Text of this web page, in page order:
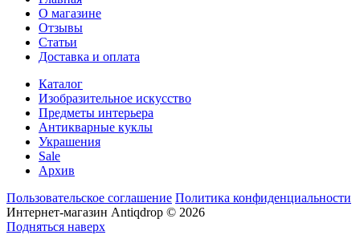
О магазине
Отзывы
Статьи
Доставка и оплата
Каталог
Изобразительное искусство
Предметы интерьера
Антикварные куклы
Украшения
Sale
Архив
Пользовательское соглашение Политика конфиденциальности
Интернет-магазин Antiqdrop © 2026
Подняться наверх